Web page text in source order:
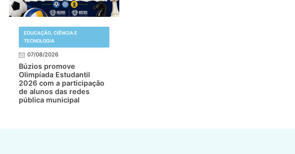
EDUCAÇÃO, CIÊNCIA E
TECNOLOGIA
07/08/2026
Búzios promove
Olimpíada Estudantil
2026 com a participação
de alunos das redes
pública municipal